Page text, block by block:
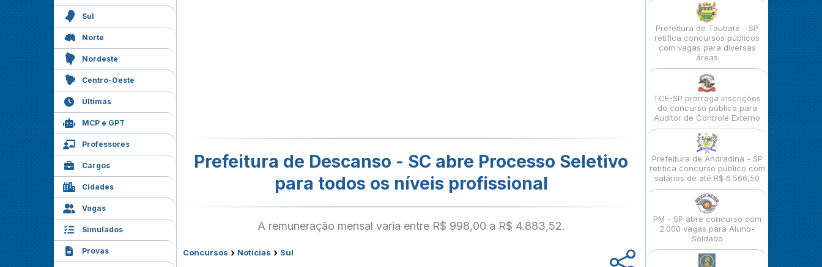
Sul
Norte
Nordeste
Centro-Oeste
Últimas
MCP e GPT
Professores
Cargos
Cidades
Vagas
Simulados
Provas
Prefeitura de Descanso - SC abre Processo Seletivo
para todos os níveis profissional
A remuneração mensal varia entre R$ 998,00 a R$ 4.883,52.
Concursos › Notícias › Sul
Prefeitura de Taubaté - SP
retifica concursos públicos
com vagas para diversas
áreas
TCE-SP prorroga inscrições
do concurso público para
Auditor de Controle Externo
Prefeitura de Andradina - SP
retifica concurso público com
salários de até R$ 6.566,50
PM - SP abre concurso com
2.000 vagas para Aluno-
Soldado